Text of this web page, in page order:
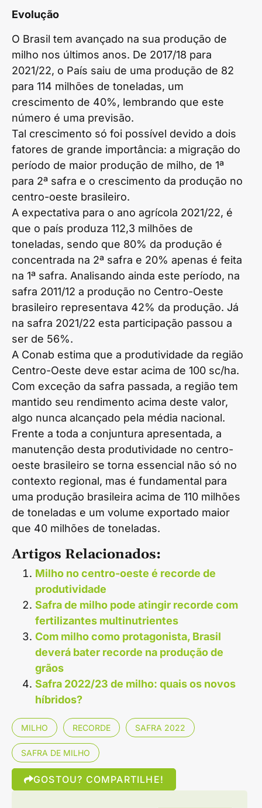
Evolução
O Brasil tem avançado na sua produção de
milho nos últimos anos. De 2017/18 para
2021/22, o País saiu de uma produção de 82
para 114 milhões de toneladas, um
crescimento de 40%, lembrando que este
número é uma previsão.
Tal crescimento só foi possível devido a dois
fatores de grande importância: a migração do
período de maior produção de milho, de 1ª
para 2ª safra e o crescimento da produção no
centro-oeste brasileiro.
A expectativa para o ano agrícola 2021/22, é
que o país produza 112,3 milhões de
toneladas, sendo que 80% da produção é
concentrada na 2ª safra e 20% apenas é feita
na 1ª safra. Analisando ainda este período, na
safra 2011/12 a produção no Centro-Oeste
brasileiro representava 42% da produção. Já
na safra 2021/22 esta participação passou a
ser de 56%.
A Conab estima que a produtividade da região
Centro-Oeste deve estar acima de 100 sc/ha.
Com exceção da safra passada, a região tem
mantido seu rendimento acima deste valor,
algo nunca alcançado pela média nacional.
Frente a toda a conjuntura apresentada, a
manutenção desta produtividade no centro-
oeste brasileiro se torna essencial não só no
contexto regional, mas é fundamental para
uma produção brasileira acima de 110 milhões
de toneladas e um volume exportado maior
que 40 milhões de toneladas.
Artigos Relacionados:
Milho no centro-oeste é recorde de
produtividade
Safra de milho pode atingir recorde com
fertilizantes multinutrientes
Com milho como protagonista, Brasil
deverá bater recorde na produção de
grãos
Safra 2022/23 de milho: quais os novos
híbridos?
MILHO RECORDE SAFRA 2022
SAFRA DE MILHO
GOSTOU? COMPARTILHE!